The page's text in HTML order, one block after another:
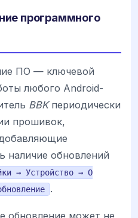
программного
ПО — ключевой
любого Android-
BBKпериодически
прошивок,
наличие обновлений
→ Устройство → О
.
обновление может не